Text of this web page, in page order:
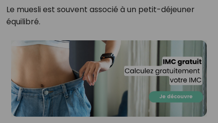
Le muesli est souvent associé à un petit-déjeuner
équilibré.